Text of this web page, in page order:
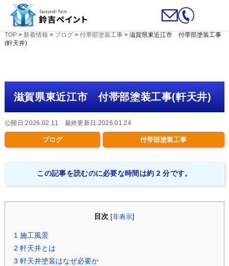
TOP> 新着情報 > ブログ> 付帯部塗装工事> 滋賀県東近江市 付帯部塗装工事
(軒天井)
滋賀県東近江市 付帯部塗装工事(軒天井)
公開日:2026.02.11 最終更新日:2026.01.24
ブログ 付帯部塗装工事
この記事を読むのに必要な時間は約 2 分です。
目次 [非表示
1 施工風景
2 軒天井とは
3 軒天井塗装はなぜ必要か